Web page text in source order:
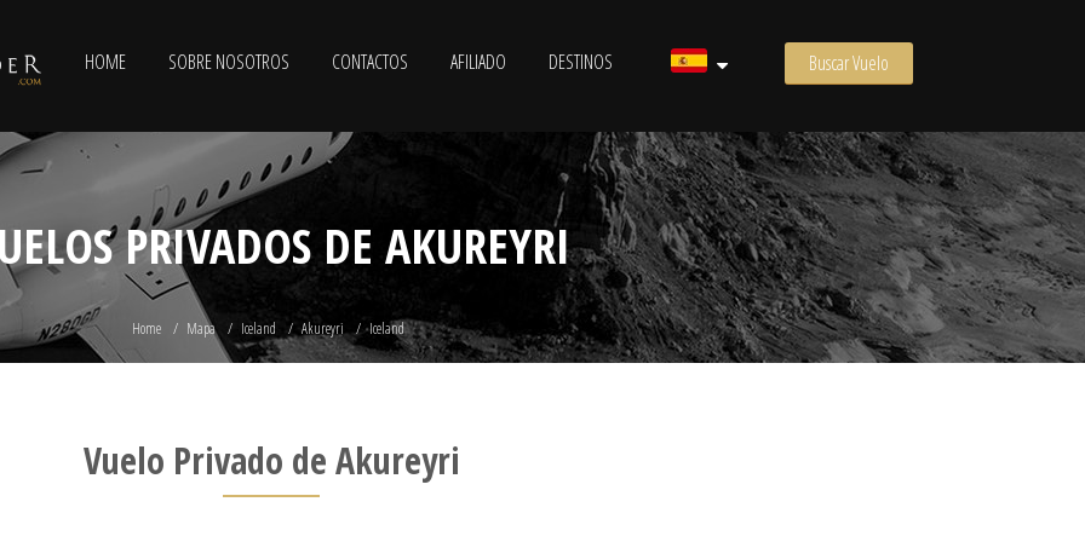
HOME SOBRE NOSOTROS CONTACTOS AFILIADO DESTINOS Buscar Vuelo
PRIVADOS DE AKUREYRI
Home Mapa Iceland Akureyri Iceland
Vuelo Privado de Akureyri